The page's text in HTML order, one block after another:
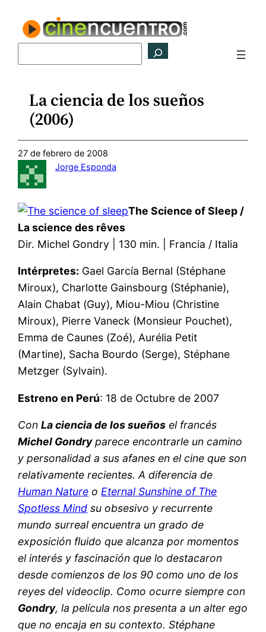
contenido
La ciencia de los sueños
(2006)
27 de febrero de 2008
Jorge Esponda
The Science of Sleep /
La science des rêves
Dir. Michel Gondry | 130 min. | Francia / Italia
Intérpretes: Gael García Bernal (Stéphane
Miroux), Charlotte Gainsbourg (Stéphanie),
Alain Chabat (Guy), Miou-Miou (Christine
Miroux), Pierre Vaneck (Monsieur Pouchet),
Emma de Caunes (Zoé), Aurélia Petit
(Martine), Sacha Bourdo (Serge), Stéphane
Metzger (Sylvain).
Estreno en Perú: 18 de Octubre de 2007
ConLa ciencia de los sueños el francés
Michel Gondryparece encontrarle un camino
y personalidad a sus afanes en el cine que son
relativamente recientes. A diferencia de
Human Nature oEternal Sunshine of The
Spotless Mind su obsesivo y recurrente
mundo surreal encuentra un grado de
exposición fluido que alcanza por momentos
el interés y fascinación que lo destacaron
desde comienzos de los 90 como uno de los
reyes del videoclip. Como ocurre siempre con
Gondry, la película nos presenta a unalter ego
que no encaja en su contexto. Stéphane